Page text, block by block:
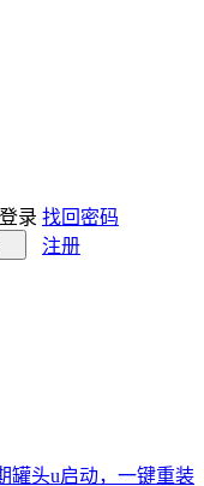
录 找回密码
注册
罐头u启动，一键重装